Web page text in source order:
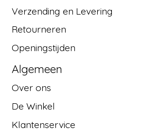
Verzending en Levering
Retourneren
Openingstijden
Algemeen
Over ons
De Winkel
Klantenservice